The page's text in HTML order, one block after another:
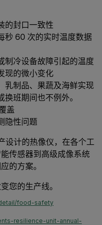
的封口一致性
秒 60 次的实时温度数据
制冷设备故障引起的温度
现的微小变化
乳制品、果蔬及海鲜实现
班期间也不例外。
盖
隐性问题
设计的热像仪，在各个工
传感器到高级成像系统
的方案。
您的生产线。
food-safety
resilience-unit-annual-